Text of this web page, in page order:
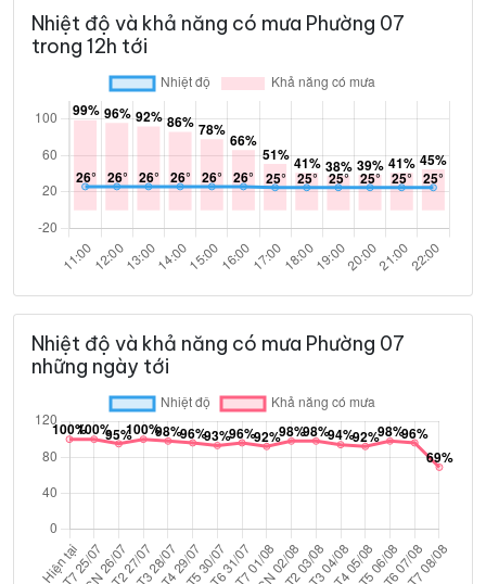
Nhiệt độ và khả năng có mưa Phường 07
trong 12h tới
Nhiệt độ và khả năng có mưa Phường 07
những ngày tới